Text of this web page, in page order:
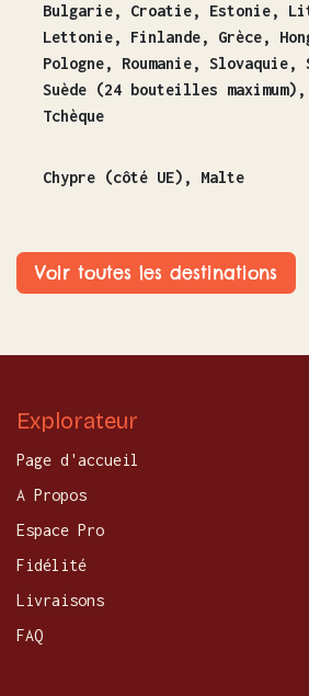
Bulgarie, Croatie, Estonie,
Lettonie, Finlande, Grèce,
Pologne, Roumanie, Slovaquie,
Suède (24 bouteilles
Tchèque
Chypre (côté UE), Malte
Voir toutes les destinations
Explorateur
Page d'accueil
A Propos
Espace Pro
Fidélité
Livraisons
FAQ